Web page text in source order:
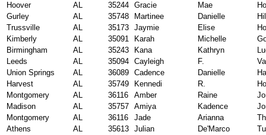
Hoover
AL 35244 Gracie Mae
Gurley
AL 35748 Martinee Danielle
Trussville
AL 35173 Jaymie Elise
Kimberly
AL 35091 Karah Michelle
Birmingham
AL 35243 Kana Kathryn
Leeds
AL 35094 Cayleigh F.
Union Springs
AL 36089 Cadence Danielle
Harvest
AL 35749 Kennedi R.
Montgomery
AL 36116 Amber Raine
Madison
AL 35757 Amiya Kadence
Montgomery
AL 36116 Jade Arianna
Athens
AL 35613 Julian De'Marco